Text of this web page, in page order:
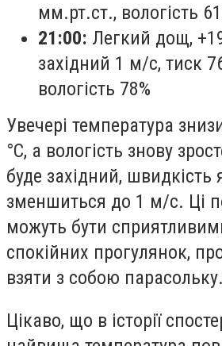
мм.рт.ст., вологість
21:00: Легкий дощ,
західний 1 м/с, тиск
вологість 78%
Увечері температура
°С, а вологість знову
буде західний, швидкість
зменшиться до 1 м/с. Ці
можуть бути
спокійних прогулянок,
взяти з собою парасольку.
Цікаво, що в історії